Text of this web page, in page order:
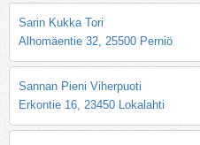
Sarin Kukka Tori
Alhomäentie 32, 25500 Perniö
Sannan Pieni Viherpuoti
Erkontie 16, 23450 Lokalahti